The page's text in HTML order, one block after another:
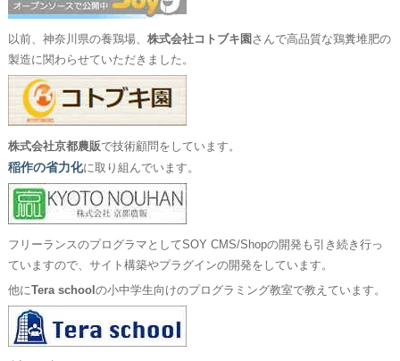
以前、神奈川県の養鶏場、 株式会社コトブキ園 さんで高品質な鶏糞堆肥の
製造に関わらせていただきました。
株式会社京都農販で技術顧問をしています。
稲作の省力化に取り組んでいます。
フリーランスのプログラマとしてSOY CMS/Shopの開発も引き続き行っ
ていますので、サイト構築やプラグインの開発をしています。
他にTera school の小中学生向けのプログラミング教室で教えています。